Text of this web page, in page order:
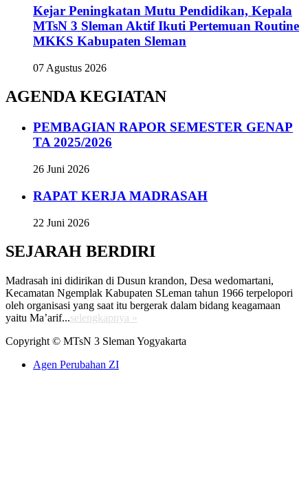
Kejar Peningkatan Mutu Pendidikan, Kepala
MTsN 3 Sleman Aktif Ikuti Pertemuan Routine
MKKS Kabupaten Sleman
07 Agustus 2026
AGENDA KEGIATAN
PEMBAGIAN RAPOR SEMESTER GENAP
TA 2025/2026
26 Juni 2026
RAPAT KERJA MADRASAH
22 Juni 2026
SEJARAH BERDIRI
Madrasah ini didirikan di Dusun krandon, Desa wedomartani,
Kecamatan Ngemplak Kabupaten SLeman tahun 1966 terpelopori
oleh organisasi yang saat itu bergerak dalam bidang keagamaan
yaitu Ma’arif...selengkapnya »
Copyright © MTsN 3 Sleman Yogyakarta
Agen Perubahan ZI